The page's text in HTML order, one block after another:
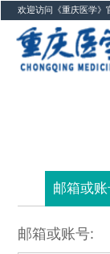
欢迎访问《重庆医学》
邮箱或
邮箱或账号: